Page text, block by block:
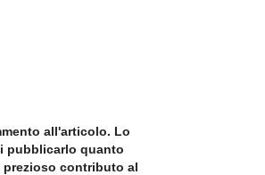
all'articolo. Lo
pubblicarlo quanto
prezioso contributo al